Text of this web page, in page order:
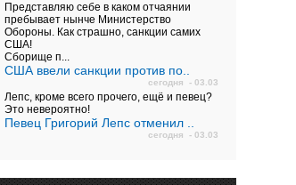
Представляю себе в каком отчаянии
пребывает нынче Министерство
Обороны. Как страшно, санкции самих
США!
Сборище п...
США ввели санкции против по..
сегодня - 03.03
Лепс, кроме всего прочего, ещё и певец?
Это невероятно!
Певец Григорий Лепс отменил ..
сегодня - 03.03